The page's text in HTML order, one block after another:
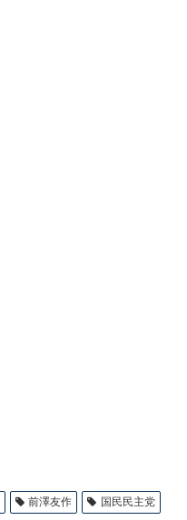
前澤友作
国民民主党